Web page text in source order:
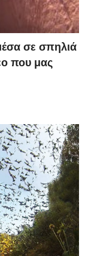
σε σπηλιά
που μας